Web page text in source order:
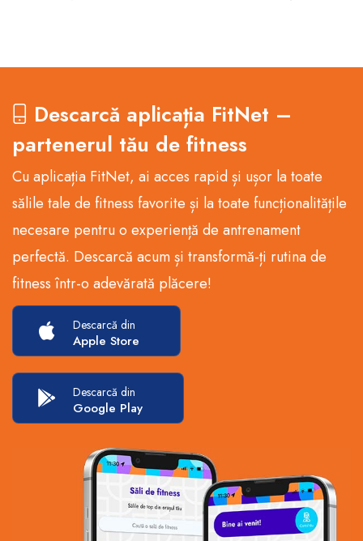
Descarcă aplicația FitNet –
partenerul tău de fitness
Cu aplicația FitNet, ai acces rapid și ușor la toate
sălile tale de fitness favorite și la toate funcționalitățile
necesare pentru o experiență de antrenament
perfectă. Descarcă acum și transformă-ți rutina de
fitness într-o adevărată plăcere!
Descarcă din
Apple Store
Descarcă din
Google Play